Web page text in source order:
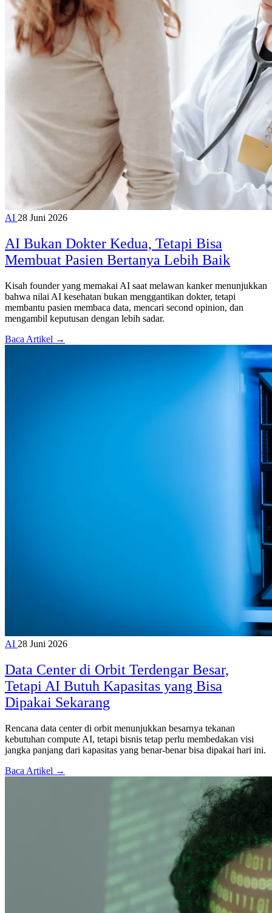
AI 28 Juni 2026
AI Bukan Dokter Kedua, Tetapi Bisa
Membuat Pasien Bertanya Lebih Baik
Kisah founder yang memakai AI saat melawan kanker menunjukkan
bahwa nilai AI kesehatan bukan menggantikan dokter, tetapi
membantu pasien membaca data, mencari second opinion, dan
mengambil keputusan dengan lebih sadar.
Baca Artikel →
AI 28 Juni 2026
Data Center di Orbit Terdengar Besar,
Tetapi AI Butuh Kapasitas yang Bisa
Dipakai Sekarang
Rencana data center di orbit menunjukkan besarnya tekanan
kebutuhan compute AI, tetapi bisnis tetap perlu membedakan visi
jangka panjang dari kapasitas yang benar-benar bisa dipakai hari ini.
Baca Artikel →